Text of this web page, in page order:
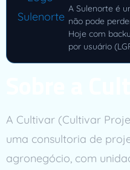
A Sulenorte é
não pode
Hoje com
por usuário
A Cultivar (Cultivar
uma consultoria de
agronegócio, com